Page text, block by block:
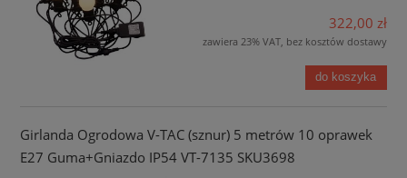
322,00 zł
zawiera 23% VAT, bez kosztów dostawy
do koszyka
Girlanda Ogrodowa V-TAC (sznur) 5 metrów 10 oprawek
E27 Guma+Gniazdo IP54 VT-7135 SKU3698